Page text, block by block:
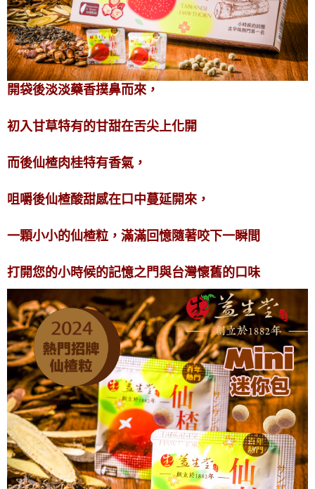
開袋後淡淡藥香撲鼻而來，
初入甘草特有的甘甜在舌尖上化開
而後仙楂肉桂特有香氣，
咀嚼後仙楂酸甜感在口中蔓延開來，
一顆小小的仙楂粒，滿滿回憶隨著咬下一瞬間
打開您的小時候的記憶之門與台灣懷舊的口味